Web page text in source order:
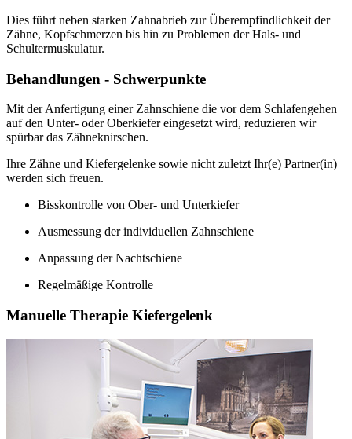
Dies führt neben starken Zahnabrieb zur Überempfindlichkeit der
Zähne, Kopfschmerzen bis hin zu Problemen der Hals- und
Schultermuskulatur.
Behandlungen - Schwerpunkte
Mit der Anfertigung einer Zahnschiene die vor dem Schlafengehen
auf den Unter- oder Oberkiefer eingesetzt wird, reduzieren wir
spürbar das Zähneknirschen.
Ihre Zähne und Kiefergelenke sowie nicht zuletzt Ihr(e) Partner(in)
werden sich freuen.
Bisskontrolle von Ober- und Unterkiefer
Ausmessung der individuellen Zahnschiene
Anpassung der Nachtschiene
Regelmäßige Kontrolle
Manuelle Therapie Kiefergelenk